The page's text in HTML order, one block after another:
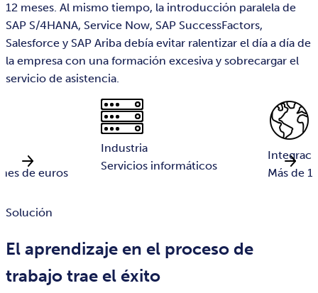
12 meses. Al mismo tiempo, la introducción paralela de
SAP S/4HANA, Service Now, SAP SuccessFactors,
Salesforce y SAP Ariba debía evitar ralentizar el día a día de
la empresa con una formación excesiva y sobrecargar el
servicio de asistencia.
Industria
Servicios informáticos
Más de
de euros
Solución
El aprendizaje en el proceso de
trabajo trae el éxito